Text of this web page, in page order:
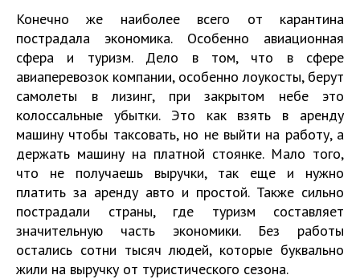
Конечно же наиболее всего от карантина
пострадала экономика. Особенно авиационная
сфера и туризм. Дело в том, что в сфере
авиаперевозок компании, особенно лоукосты, берут
самолеты в лизинг, при закрытом небе это
колоссальные убытки. Это как взять в аренду
машину чтобы таксовать, но не выйти на работу, а
держать машину на платной стоянке. Мало того,
что не получаешь выручки, так еще и нужно
платить за аренду авто и простой. Также сильно
пострадали страны, где туризм составляет
значительную часть экономики. Без работы
остались сотни тысяч людей, которые буквально
жили на выручку от туристического сезона.